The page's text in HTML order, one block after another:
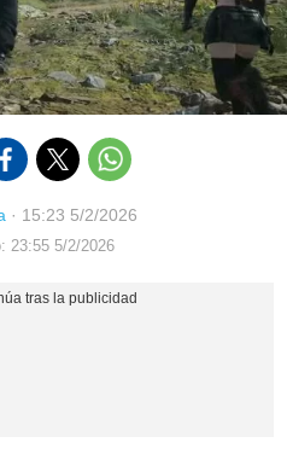
· 15:23 5/2/2026
23:55 5/2/2026